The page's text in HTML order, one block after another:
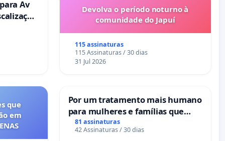
Av
Devolva o período noturno à
comunidade do Japuí
115 assinaturas
115 Assinaturas / 30 dias
31 Jul 2026
que
em
Por um tratamento mais humano
para mulheres e famílias que
sofrem uma perda gestacional
nos hospitais portugueses
81 assinaturas
42 Assinaturas / 30 dias